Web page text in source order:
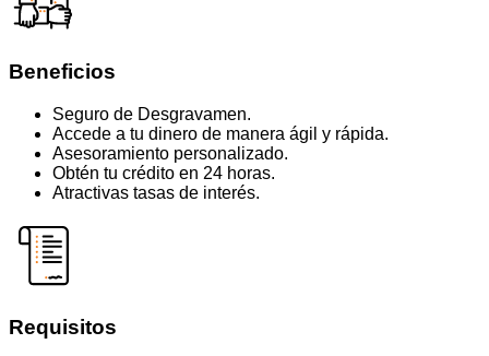
Beneficios
Seguro de Desgravamen.
Accede a tu dinero de manera ágil y rápida.
Asesoramiento personalizado.
Obtén tu crédito en 24 horas.
Atractivas tasas de interés.
Requisitos